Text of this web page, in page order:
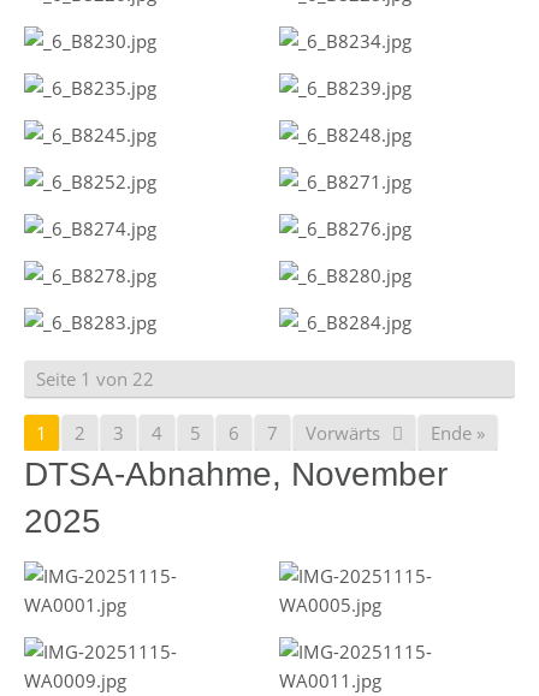
Seite 1 von 22
1 2 3 4 5 6 7 Vorwärts Ende »
DTSA-Abnahme, November
2025